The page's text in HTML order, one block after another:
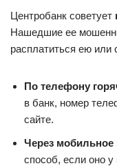
Центробанк советует
Нашедшие ее
расплатиться ею или
По телефону
в банк, номер
сайте.
Через
способ, если оно